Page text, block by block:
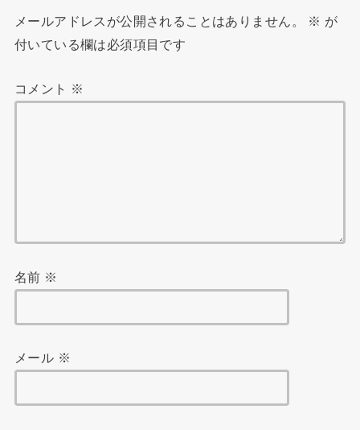
メールアドレスが公開されることはありません。 ※ が
付いている欄は必須項目です
コメント ※
名前 ※
メール ※